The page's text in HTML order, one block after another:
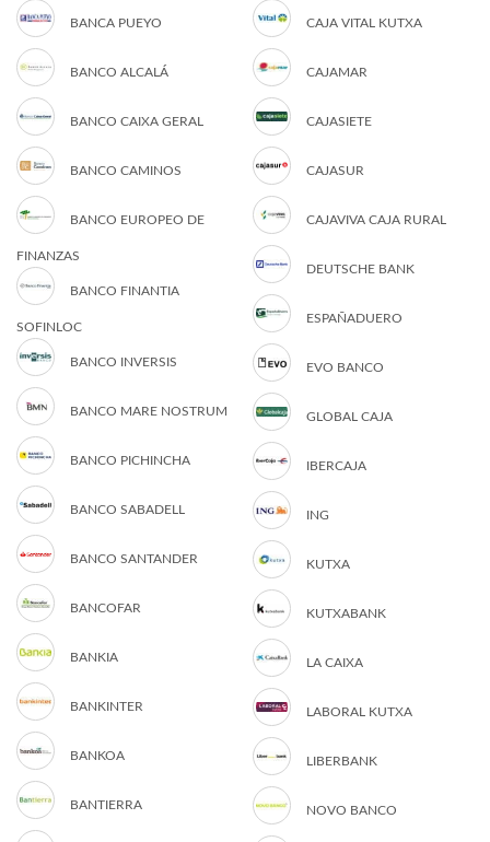
BANCA PUEYO
BANCO ALCALÁ
BANCO CAIXA GERAL
BANCO CAMINOS
BANCO EUROPEO DE
FINANZAS
BANCO FINANTIA
SOFINLOC
BANCO INVERSIS
BANCO MARE NOSTRUM
BANCO PICHINCHA
BANCO SABADELL
BANCO SANTANDER
BANCOFAR
BANKIA
BANKINTER
BANKOA
BANTIERRA
CAJA VITAL KUTXA
CAJAMAR
CAJASIETE
CAJASUR
CAJAVIVA CAJA RURAL
DEUTSCHE BANK
ESPAÑADUERO
EVO BANCO
GLOBAL CAJA
IBERCAJA
ING
KUTXA
KUTXABANK
LA CAIXA
LABORAL KUTXA
LIBERBANK
NOVO BANCO